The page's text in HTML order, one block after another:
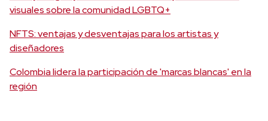
visuales sobre la comunidad LGBTQ+
NFTS: ventajas y desventajas para los artistas y
diseñadores
Colombia lidera la participación de 'marcas blancas' en la
región